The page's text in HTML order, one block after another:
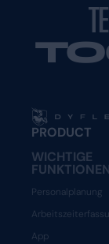
PRODUCT
WICHTIGE
FUNKTIONEN
Personalplanung
App